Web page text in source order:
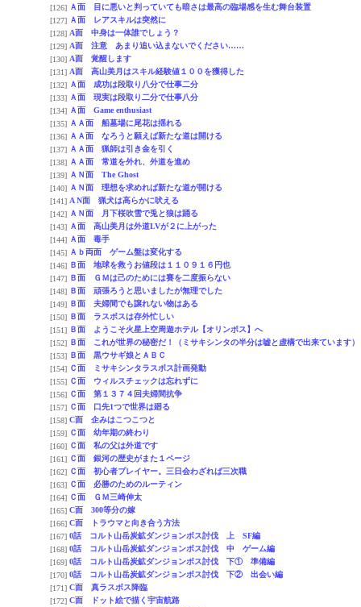
[126] Ａ面 目に悪いと判っていても暗さは最高の臨場感を生む舞台装置
[127] Ａ面 レアスキルは突然に
[128] A面 中身は一体誰でしょう？
[129] A面 注意 あまり追い込まないでください……
[130] A面 覚醒します
[131] A面 高山美月はスキル経験値１００を獲得した
[132] Ａ面 成功は段取り八分で仕事二分
[133] Ａ面 現実は段取り二分で仕事八分
[134] Ａ面 Game enthusiast
[135] ＡＡ面 船墓場に尾花は揺れる
[136] ＡＡ面 なろうと願えば新たな道は開ける
[137] ＡＡ面 猟師は引き金を引く
[138] ＡＡ面 常道を外れ、外道を進め
[139] ＡＮ面 The Ghost
[140] ＡＮ面 理想を求めれば新たな道が開ける
[141] A N面 猟犬は高らかに吠える
[142] ＡＮ面 月下桜吹雪で兎と狼は踊る
[143] Ａ面 高山美月は外道LVが２に上がった
[144] Ａ面 毒手
[145] Ａｂ両面 ゲーム盤は変化する
[146] Ｂ面 地球を救うお値段は１１０９１６円也
[147] Ｂ面 ＧＭは己のためには賽を二度振らない
[148] Ｂ面 頑張ろうと思いましたが無理でした
[149] Ｂ面 夫婦間でも譲れない物はある
[150] Ｂ面 ラスボスは存外忙しい
[151] Ｂ面 ようこそ火星上空周遊ホテル【オリンポス】へ
[152] Ｂ面 これが世界の秘密だ！（ミサキシンタの半分は嘘と虚構で出来ています）
[153] Ｂ面 黒ウサギ娘とＡＢＣ
[154] Ｃ面 ミサキシンタラスボス計画発動
[155] Ｃ面 ウィルスチェックは忘れずに
[156] Ｃ面 第１３７４回夫婦間抗争
[157] Ｃ面 口先1つで世界は廻る
[158] C面 企みはこつこつと
[159] Ｃ面 幼年期の終わり
[160] Ｃ面 私の父は外道です
[161] Ｃ面 銀河の歴史がまた１ページ
[162] Ｃ面 初心者プレイヤー。三日会わざれば三次職
[163] Ｃ面 必勝のためのルーティン
[164] Ｃ面 ＧＭ三崎伸太
[165] C面 300等分の嫁
[166] C面 トラウマと向き合う方法
[167] 0話 コルト山岳炭鉱ダンジョンボス討伐 上 SF編
[168] 0話 コルト山岳炭鉱ダンジョンボス討伐 中 ゲーム編
[169] 0話 コルト山岳炭鉱ダンジョンボス討伐 下① 準備編
[170] 0話 コルト山岳炭鉱ダンジョンボス討伐 下② 出会い編
[171] C面 真ラスボス降臨
[172] C面 ドット絵で描く宇宙航路